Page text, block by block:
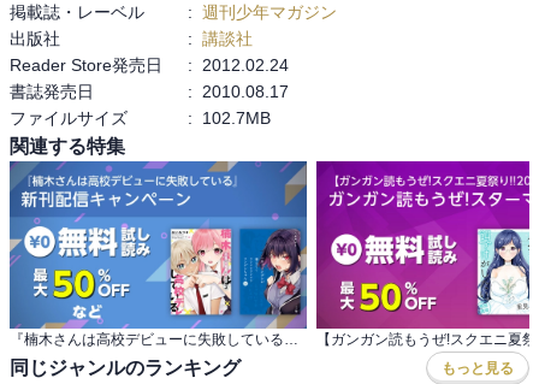
掲載誌・レーベル
: 週刊少年マガジン
出版社
: 講談社
Reader Store発売日
:
2012.02.24
書誌発売日
:
2010.08.17
ファイルサイズ
: 102.7MB
関連する特集
『楠木さんは高校デビューに失敗している』 新刊配信キャンペーン
同じジャンルのランキング もっと見る